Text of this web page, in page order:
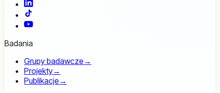
YouTube
Badania
Grupy badawcze →
Projekty→
Publikacje →